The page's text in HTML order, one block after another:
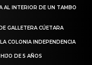
AL INTERIOR DE UN TAMBO
GALLETERA CÚETARA
COLONIA INDEPENDENCIA
DE 5 AÑOS